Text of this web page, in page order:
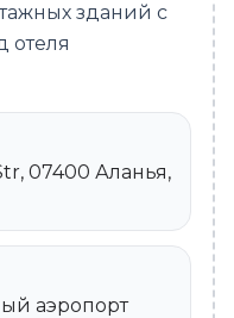
зданий с
отеля
07400 Аланья,
аэропорт